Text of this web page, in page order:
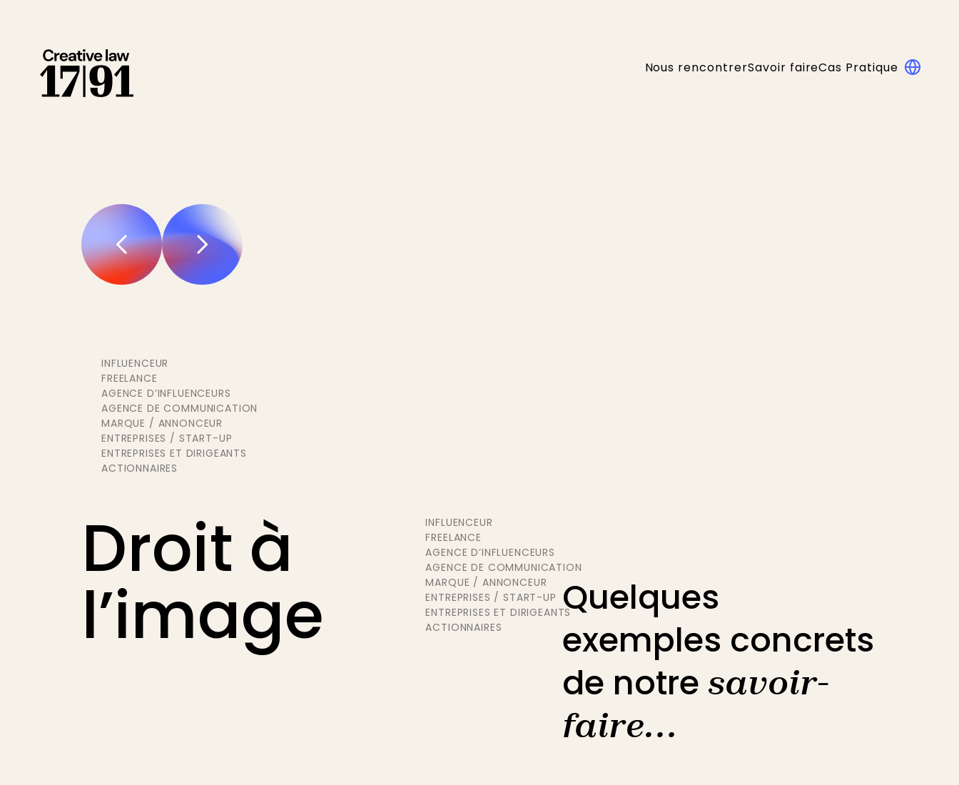
Nous rencontrerSavoir faireCas Pratique
INFLUENCEUR
FREELANCE
AGENCE D’INFLUENCEURS
AGENCE DE COMMUNICATION
MARQUE / ANNONCEUR
ENTREPRISES / START-UP
ENTREPRISES ET DIRIGEANTS
ACTIONNAIRES
Droit à
l’image
INFLUENCEUR
FREELANCE
AGENCE D’INFLUENCEURS
AGENCE DE COMMUNICATION
MARQUE / ANNONCEUR
ENTREPRISES / START-UP
ENTREPRISES ET DIRIGEANTS
ACTIONNAIRES
Quelques
exemples concrets
de notre savoir-
faire…